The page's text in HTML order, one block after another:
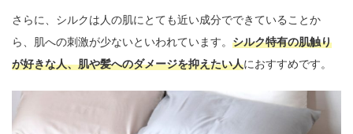
さらに、シルクは人の肌にとても近い成分でできていることか
ら、肌への刺激が少ないといわれています。 シルク特有の肌触り
が好きな人、肌や髪へのダメージを抑えたい人におすすめです。